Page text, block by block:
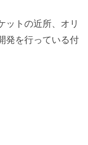
ットの近所、オリ
発を行っている付